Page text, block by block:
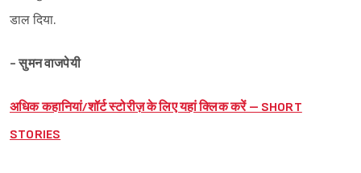
डाल दिया.
- सुमन वाजपेयी
अधिक कहानियां/शॉर्ट स्टोरीज़ के लिए यहां क्लिक करें – SHORT
STORIES